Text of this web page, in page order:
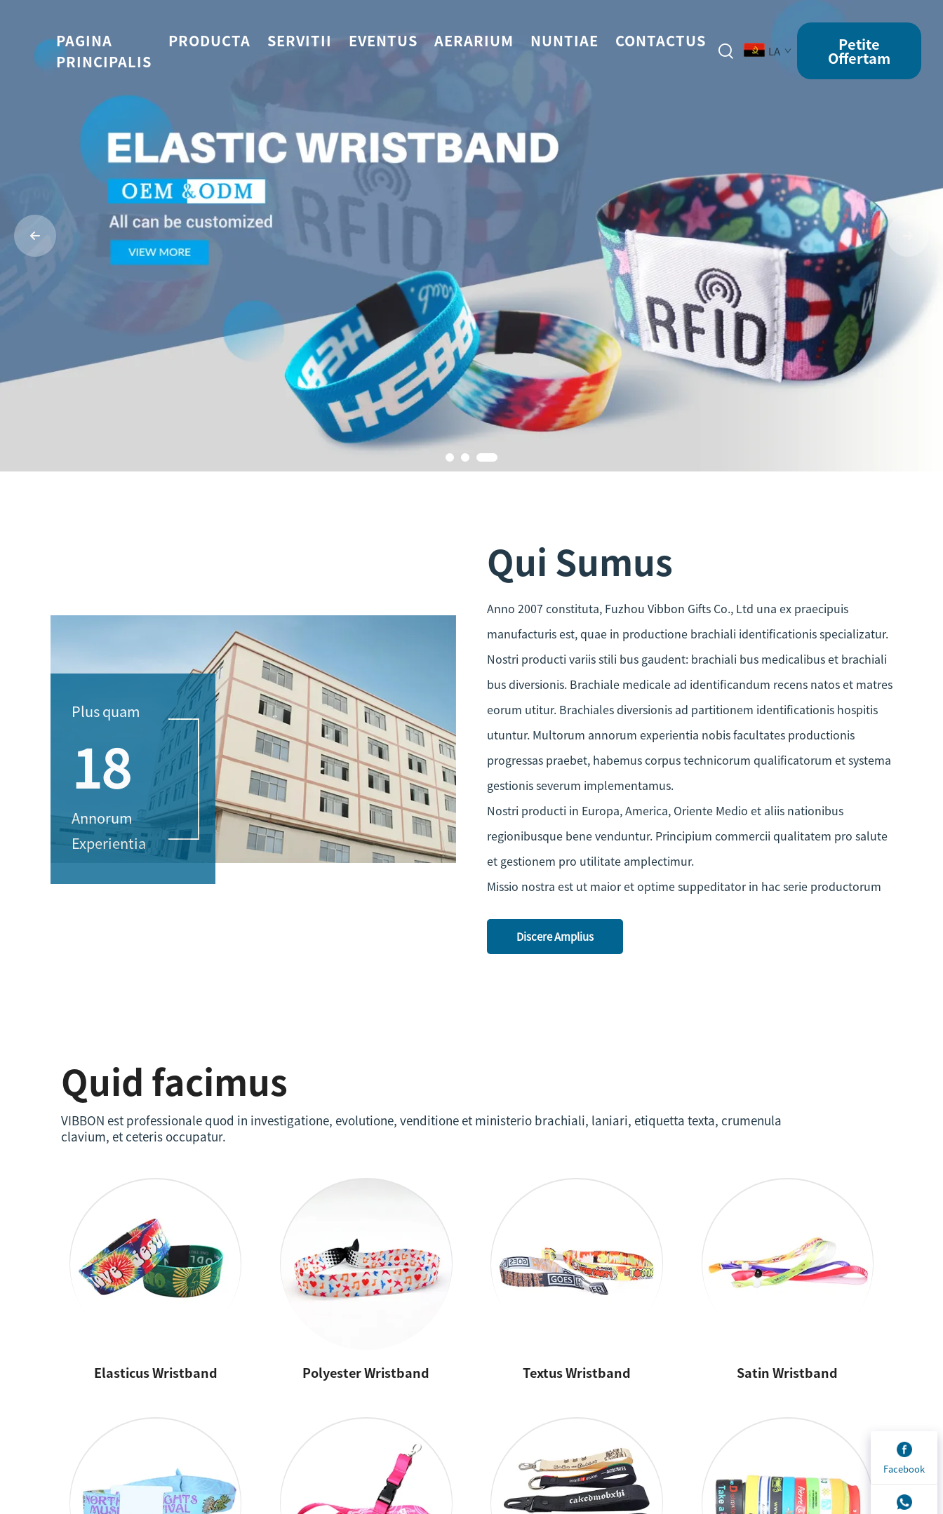
PAGINA
PRINCIPALIS
PRODUCTA SERVITII EVENTUS AERARIUM NUNTIAE CONTACTUS
LA Petite
Offertam
Plus quam
18
Annorum
Experientia
Qui Sumus
Anno 2007 constituta, Fuzhou Vibbon Gifts Co., Ltd una ex praecipuis
manufacturis est, quae in productione brachiali identificationis specializatur.
Nostri producti variis stili bus gaudent: brachiali bus medicalibus et brachiali
bus diversionis. Brachiale medicale ad identificandum recens natos et matres
eorum utitur. Brachiales diversionis ad partitionem identificationis hospitis
utuntur. Multorum annorum experientia nobis facultates productionis
progressas praebet, habemus corpus technicorum qualificatorum et systema
gestionis severum implementamus.
Nostri producti in Europa, America, Oriente Medio et aliis nationibus
regionibusque bene venduntur. Principium commercii qualitatem pro salute
et gestionem pro utilitate amplectimur.
Missio nostra est ut maior et optime suppeditator in hac serie productorum
quaestiones et commentarios gratulamur.
Discere Amplius
Quid facimus
VIBBON est professionale quod in investigatione, evolutione, venditione et ministerio brachiali, laniari, etiquetta texta, crumenula
clavium, et ceteris occupatur.
Elasticus Wristband Polyester Wristband Textus Wristband Satin Wristband
Facebook